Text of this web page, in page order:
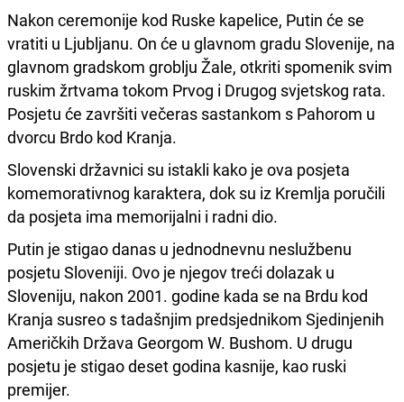
Nakon ceremonije kod Ruske kapelice, Putin će se
vratiti u Ljubljanu. On će u glavnom gradu Slovenije, na
glavnom gradskom groblju Žale, otkriti spomenik svim
ruskim žrtvama tokom Prvog i Drugog svjetskog rata.
Posjetu će završiti večeras sastankom s Pahorom u
dvorcu Brdo kod Kranja.
Slovenski državnici su istakli kako je ova posjeta
komemorativnog karaktera, dok su iz Kremlja poručili
da posjeta ima memorijalni i radni dio.
Putin je stigao danas u jednodnevnu neslužbenu
posjetu Sloveniji. Ovo je njegov treći dolazak u
Sloveniju, nakon 2001. godine kada se na Brdu kod
Kranja susreo s tadašnjim predsjednikom Sjedinjenih
Američkih Država Georgom W. Bushom. U drugu
posjetu je stigao deset godina kasnije, kao ruski
premijer.